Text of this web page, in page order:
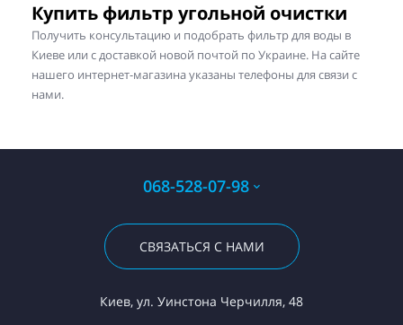
Купить фильтр угольной очистки
Получить консультацию и подобрать фильтр для воды в
Киеве или с доставкой новой почтой по Украине. На сайте
нашего интернет-магазина указаны телефоны для связи с
нами.
068-528-07-98
СВЯЗАТЬСЯ С НАМИ
Киев, ул. Уинстона Черчилля, 48